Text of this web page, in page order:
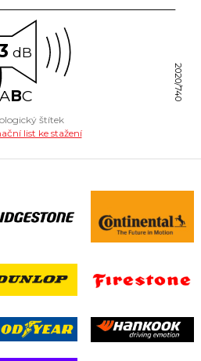
dB
BC 2020/740
štítek
list ke stažení